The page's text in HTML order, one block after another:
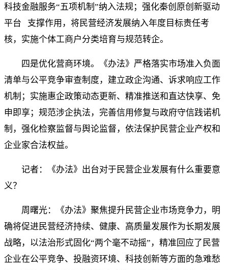
科技金融服务“五项机制”纳入法规；强化秦创原创新驱动
平台
支撑作用，将民营经济发展纳入年度目标责任考
核，实施个体工商户分类培育与规范转企。
四是优化营商环境。《办法》严格落实市场准入负面
清单与公平竞争审查制度，建立政企沟通、诉求响应工作
机制；实施惠企政策动态更新、精准推送和直达快享、免
申即享；规范涉企执法，完善信用修复与政府守信践诺机
制，强化检察监督与舆论监督，依法保护民营企业产权和
企业家合法权益。
记者：《办法》出台对于民营企业发展有什么重要意
义？
周曙光：《办法》聚焦提升民营企业市场竞争力，明
确将促进民营经济持续、健康、高质量发展作为长期发展
战略，以法治形式固化“两个毫不动摇”，精准回应了民营
企业在公平竞争、投融资环境、科技创新等方面的急难愁